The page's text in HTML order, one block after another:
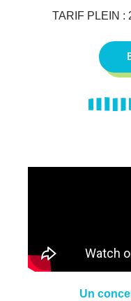
TARIF PLEIN :
Un